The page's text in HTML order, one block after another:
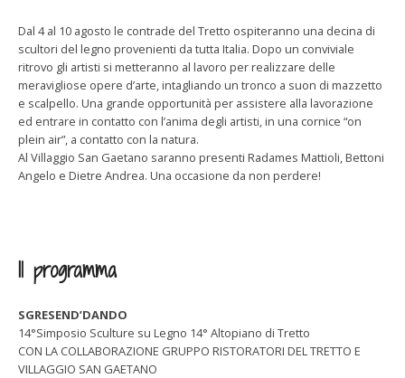
Dal 4 al 10 agosto le contrade del Tretto ospiteranno una decina di
scultori del legno provenienti da tutta Italia. Dopo un conviviale
ritrovo gli artisti si metteranno al lavoro per realizzare delle
meravigliose opere d’arte, intagliando un tronco a suon di mazzetto
e scalpello. Una grande opportunità per assistere alla lavorazione
ed entrare in contatto con l’anima degli artisti, in una cornice “on
plein air”, a contatto con la natura.
Al Villaggio San Gaetano saranno presenti Radames Mattioli, Bettoni
Angelo e Dietre Andrea. Una occasione da non perdere!
Il programma
SGRESEND’DANDO
14°Simposio Sculture su Legno 14° Altopiano di Tretto
CON LA COLLABORAZIONE GRUPPO RISTORATORI DEL TRETTO E
VILLAGGIO SAN GAETANO